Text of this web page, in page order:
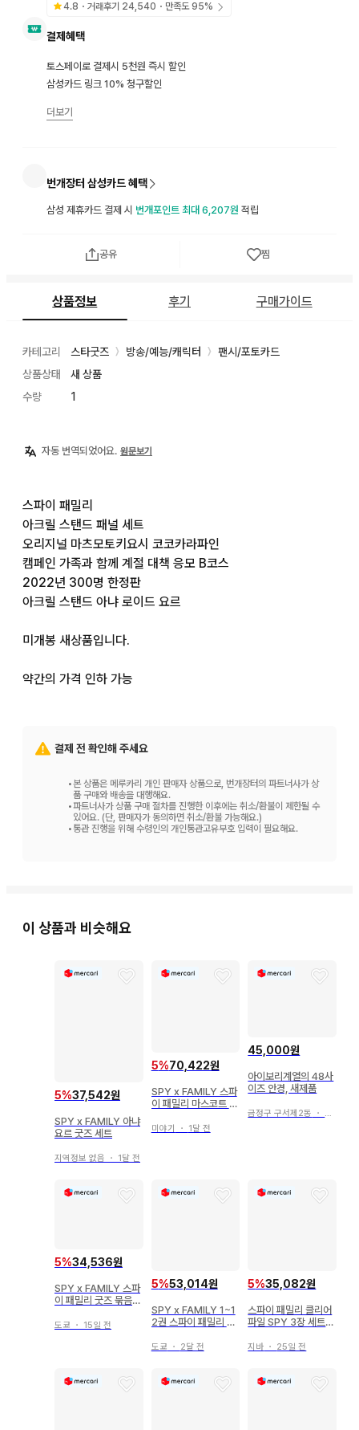
4.8 ・거래후기 24,540 ・만족도95%
결제혜택
토스페이로 결제시 5천원 즉시 할인
삼성카드 링크 10% 청구할인
더보기
번개장터 삼성카드 혜택
삼성 제휴카드 결제 시 번개포인트 최대 6,207원 적립
공유 찜
상품정보 후기 구매가이드
카테고리 스타굿즈 〉 방송/예능/캐릭터 〉
팬시/포토카드
상품상태
새 상품
수량
1
자동 번역되었어요. 원문보기
스파이 패밀리
아크릴 스탠드 패널 세트
오리지널 마츠모토키요시 코코카라파인
캠페인 가족과 함께 계절 대책 응모 B코스
2022년 300명 한정판
아크릴 스탠드 아냐 로이드 요르
미개봉 새상품입니다.
약간의 가격 인하 가능
결제 전 확인해 주세요
•본 상품은 메루카리 개인 판매자 상품으로, 번개장터의 파트너사가 상
품 구매와 배송을 대행해요.
•파트너사가 상품 구매 절차를 진행한 이후에는 취소/환불이 제한될 수
있어요. (단, 판매자가 동의하면 취소/환불 가능해요.)
•통관 진행을 위해 수령인의 개인통관고유부호 입력이 필요해요.
이 상품과 비슷해요
5%37,542원
SPY x FAMILY 아냐
요르 굿즈 세트
지역정보 없음 ・ 1달 전
5%70,422원
SPY x FAMILY 스파
이 패밀리 마스코트 아
미야기 ・ 1달 전
45,000원
아이보리계열의 48사
이즈 안경, 새제품
금정구 구서제2동 ・ 4일 전
5%34,536원
SPY x FAMILY 스파
이 패밀리 굿즈 묶음
도쿄 ・ 15일 전
5%53,014원
SPY x FAMILY 1~1
2권 스파이 패밀리 특
도쿄 ・ 2달 전
5%35,082원
스파이 패밀리 클리어
파일 SPY 3장 세트
지바 ・ 25일 전